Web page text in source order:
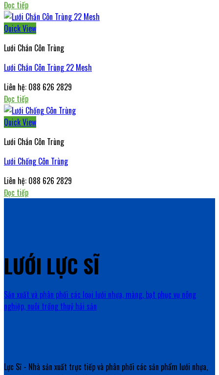
Đọc tiếp
Quick View
Lưới Chắn Côn Trùng
Lưới Chắn Côn Trùng 22 Mesh
Liên hệ: 088 626 2829
Đọc tiếp
Quick View
Lưới Chắn Côn Trùng
Lưới Chống Côn Trùng
Liên hệ: 088 626 2829
Đọc tiếp
LƯỚI LỰC SĨ
Sản xuất và phân phối các loại lưới nhựa, màng, bạt phục vụ nông
nghiệp, nuôi trồng thuỷ hải sản
Lực Sĩ - Nhà sản xuất trực tiếp và phân phối các sản phẩm lưới nhựa,